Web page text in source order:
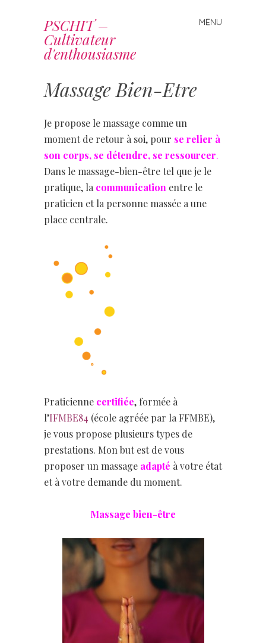
PSCHIT –
Cultivateur
d'enthousiasme
MENU
Skip
to
content
Massage Bien-Etre
Je propose le massage comme un
moment de retour à soi, pour se relier à
son corps, se détendre, se ressourcer.
Dans le massage-bien-être tel que je le
pratique, la communication entre le
praticien et la personne massée a une
place centrale.
Praticienne certifiée, formée à
l’IFMBE84 (école agréée par la FFMBE),
je vous propose plusieurs types de
prestations. Mon but est de vous
proposer un massage adapté à votre état
et à votre demande du moment.
Massage bien-être